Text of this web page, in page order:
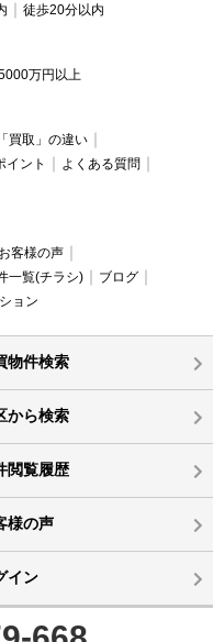
徒歩20分以内
万円以上
買取」の違い
イント
よくある質問
お客様の声
一覧(チラシ)
ブログ
ョン
物件検索
から検索
閲覧履歴
様の声
イン